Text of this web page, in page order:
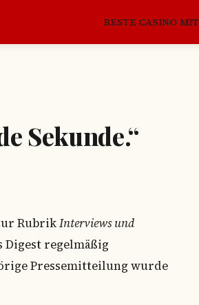
BESTE CASINO
Sekunde.“
RubrikInterviews und
regelmäßig
Pressemitteilung wurde